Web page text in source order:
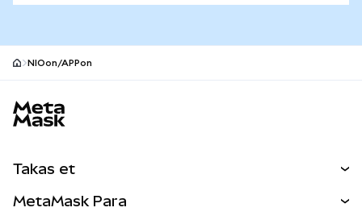
NIOon/APPon
Takas et
MetaMask Para